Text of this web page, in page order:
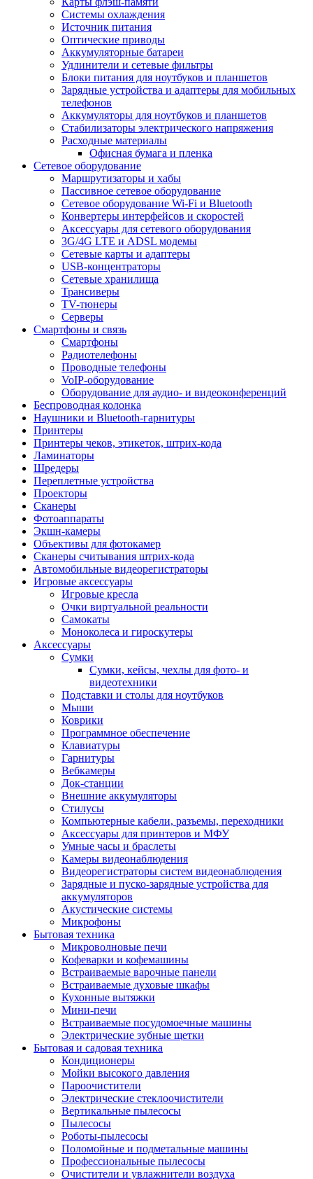
Системы охлаждения
Источник питания
Оптические приводы
Аккумуляторные батареи
Удлинители и сетевые фильтры
Блоки питания для ноутбуков и планшетов
Зарядные устройства и адаптеры для мобильных
телефонов
Аккумуляторы для ноутбуков и планшетов
Стабилизаторы электрического напряжения
Расходные материалы
Офисная бумага и пленка
Сетевое оборудование
Маршрутизаторы и хабы
Пассивное сетевое оборудование
Сетевое оборудование Wi-Fi и Bluetooth
Конвертеры интерфейсов и скоростей
Аксессуары для сетевого оборудования
3G/4G LTE и ADSL модемы
Сетевые карты и адаптеры
USB-концентраторы
Сетевые хранилища
Трансиверы
TV-тюнеры
Серверы
Смартфоны и связь
Смартфоны
Радиотелефоны
Проводные телефоны
VoIP-оборудование
Оборудование для аудио- и видеоконференций
Беспроводная колонка
Наушники и Bluetooth-гарнитуры
Принтеры
Принтеры чеков, этикеток, штрих-кода
Ламинаторы
Шредеры
Переплетные устройства
Проекторы
Сканеры
Фотоаппараты
Экшн-камеры
Объективы для фотокамер
Сканеры считывания штрих-кода
Автомобильные видеорегистраторы
Игровые аксессуары
Игровые кресла
Очки виртуальной реальности
Самокаты
Моноколеса и гироскутеры
Аксессуары
Сумки
Сумки, кейсы, чехлы для фото- и
видеотехники
Подставки и столы для ноутбуков
Мыши
Коврики
Программное обеспечение
Клавиатуры
Гарнитуры
Вебкамеры
Док-станции
Внешние аккумуляторы
Стилусы
Компьютерные кабели, разъемы, переходники
Аксессуары для принтеров и МФУ
Умные часы и браслеты
Камеры видеонаблюдения
Видеорегистраторы систем видеонаблюдения
Зарядные и пуско-зарядные устройства для
аккумуляторов
Акустические системы
Микрофоны
Бытовая техника
Микроволновые печи
Кофеварки и кофемашины
Встраиваемые варочные панели
Встраиваемые духовые шкафы
Кухонные вытяжки
Мини-печи
Встраиваемые посудомоечные машины
Электрические зубные щетки
Бытовая и садовая техника
Кондиционеры
Мойки высокого давления
Пароочистители
Электрические стеклоочистители
Вертикальные пылесосы
Пылесосы
Роботы-пылесосы
Поломойные и подметальные машины
Профессиональные пылесосы
Очистители и увлажнители воздуха